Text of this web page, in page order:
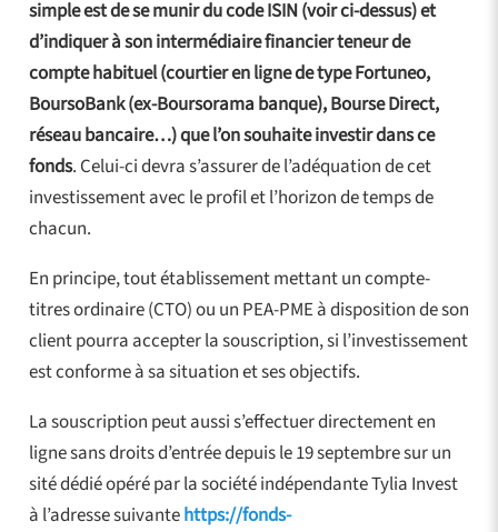
simple est de se munir du code ISIN (voir ci-dessus) et
d’indiquer à son intermédiaire financier teneur de
compte habituel (courtier en ligne de type Fortuneo,
BoursoBank (ex-Boursorama banque), Bourse Direct,
réseau bancaire…) que l’on souhaite investir dans ce
fonds. Celui-ci devra s’assurer de l’adéquation de cet
investissement avec le profil et l’horizon de temps de
chacun.
En principe, tout établissement mettant un compte-
titres ordinaire (CTO) ou un PEA-PME à disposition de son
client pourra accepter la souscription, si l’investissement
est conforme à sa situation et ses objectifs.
La souscription peut aussi s’effectuer directement en
ligne sans droits d’entrée depuis le 19 septembre sur un
sité dédié opéré par la société indépendante Tylia Invest
à l’adresse suivantehttps://fonds-